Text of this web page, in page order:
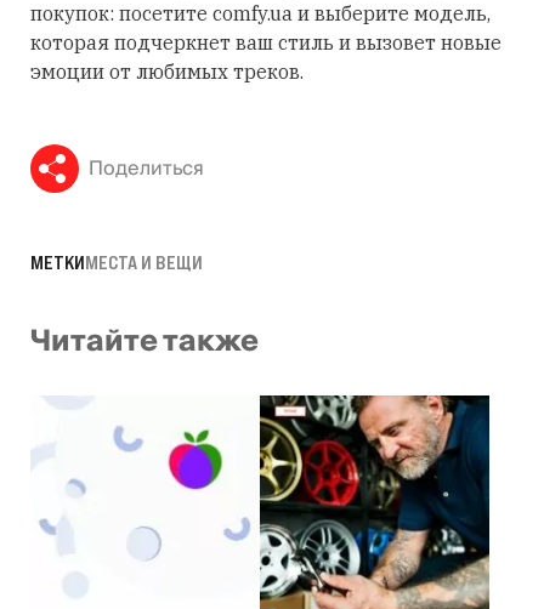
покупок: посетите comfy.ua и выберите модель,
которая подчеркнет ваш стиль и вызовет новые
эмоции от любимых треков.
Поделиться
МЕТКИМЕСТА И ВЕЩИ
Читайте также